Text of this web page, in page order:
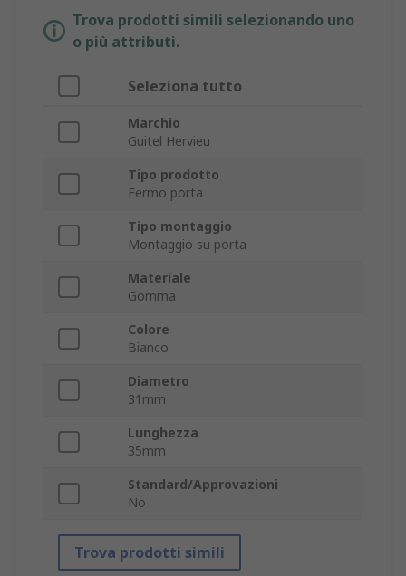
Trova prodotti simili selezionando uno
o più attributi.
Seleziona tutto
Marchio
Guitel Hervieu
Tipo prodotto
Fermo porta
Tipo montaggio
Montaggio su porta
Materiale
Gomma
Colore
Bianco
Diametro
31mm
Lunghezza
35mm
Standard/Approvazioni
No
Trova prodotti simili